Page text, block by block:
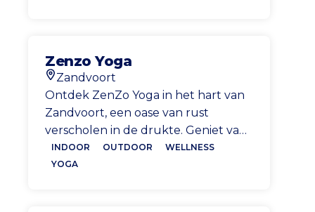
Zenzo Yoga
Locatie
Zandvoort
Ontdek ZenZo Yoga in het hart van
Zandvoort, een oase van rust
verscholen in de drukte. Geniet van
yogalessen, weekenden en retreats.
INDOOR OUTDOOR
WELLNESS
YOGA